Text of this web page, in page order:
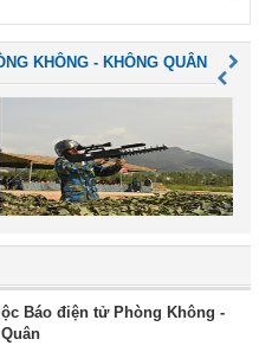
KHÔNG - KHÔNG QUÂN
Báo điện tử Phòng Không -